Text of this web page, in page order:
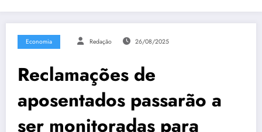
Economia Redação 26/08/2025
Reclamações de
aposentados passarão a
ser monitoradas para